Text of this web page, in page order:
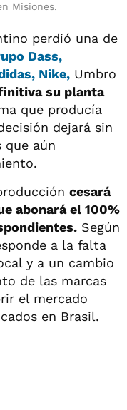
Misiones.
perdió una de
Dass,
Nike, Umbro
su planta
que producía
dejará sin
que aún
cesará
abonará el 100%
Según
a la falta
y a un cambio
de las marcas
el mercado
en Brasil.